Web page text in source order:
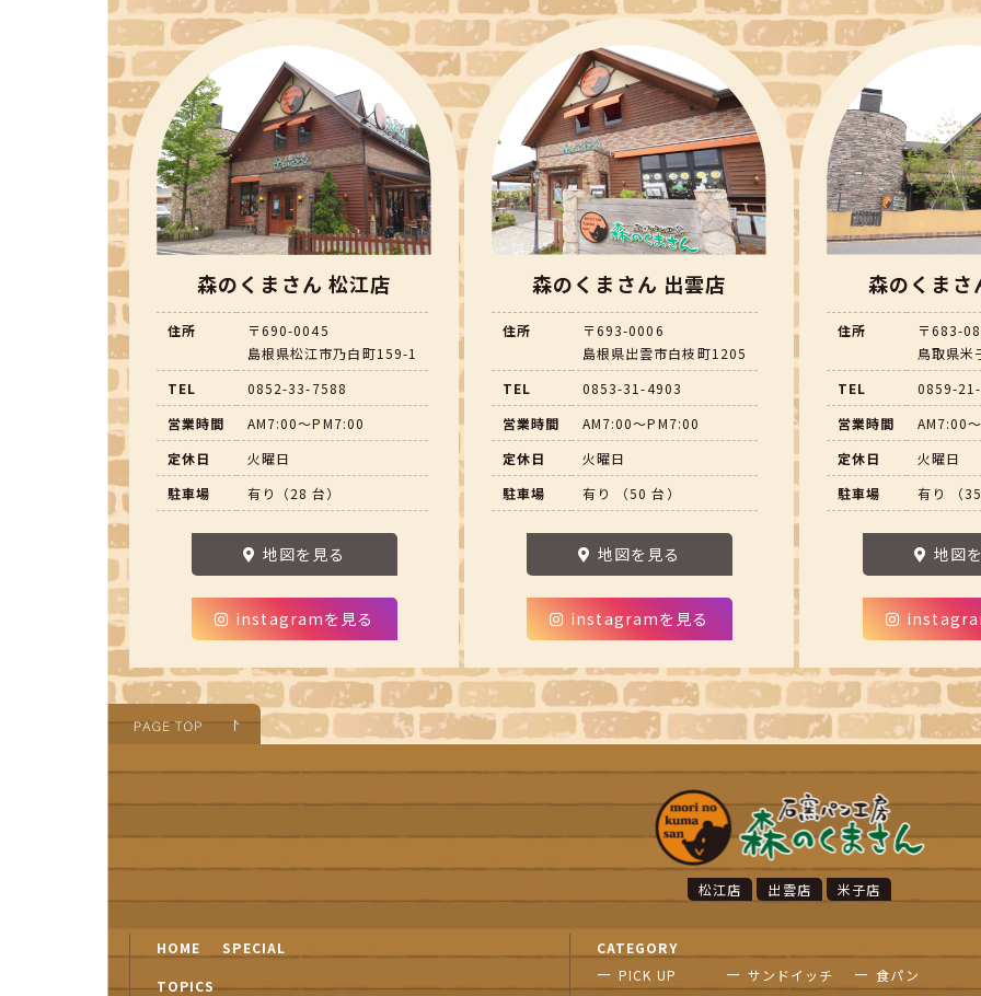
森のくまさん 松江店
住所
〒690-0045
島根県松江市乃白町159-1
TEL
0852-33-7588
営業時間
AM7:00～PM7:00
定休日
火曜日
駐車場
有り（28 台）
地図を見る
instagramを見る
森のくまさん 出雲店
住所
〒693-0006
島根県出雲市白枝町1205
TEL
0853-31-4903
営業時間
AM7:00～PM7:00
定休日
火曜日
駐車場
有り （50 台）
地図を見る
instagramを見る
森のくまさ
住所
〒683-
鳥取県
TEL
0859-
営業時間
AM7:00
定休日
火曜日
駐車場
有り （
地図
松江店 出雲店 米子店
HOME SPECIAL
TOPICS
CATEGORY
PICK UP
サンドイッチ
食パン